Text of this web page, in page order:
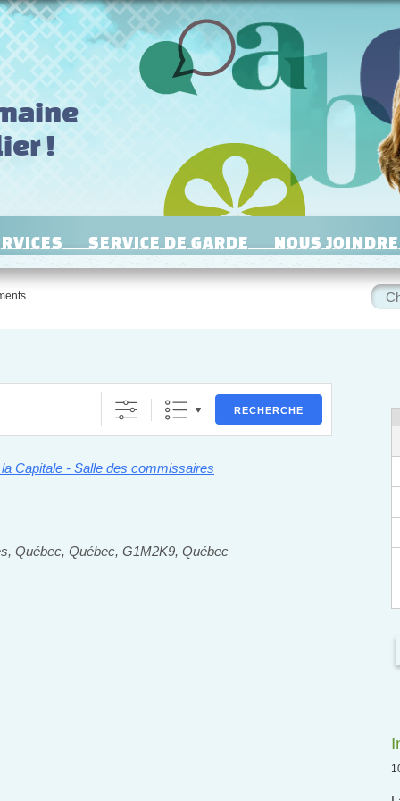
!
SERVICE DE GARDE NOUS JOINDRE
:
RECHERCHE
Capitale - Salle des commissaires
Québec, Québec, G1M2K9, Québec